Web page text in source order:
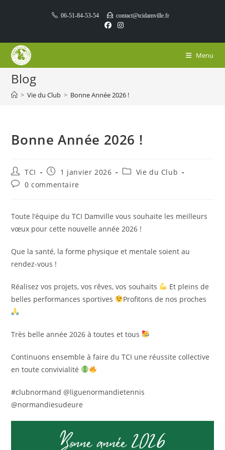
06-51-84-53-54 contact@tcidamville.fr
Menu
Blog
> Vie du Club > Bonne Année 2026 !
Bonne Année 2026 !
Auteur/autrice
de
la
TCI
Publication
publiée :
1 janvier 2026
PostVie du Club
Commentaires
publication :
0 commentaire
Toute l’équipe du TCI Damville vous souhaite les meilleurs
vœux pour cette nouvelle année 2026 !
Que la santé, la forme physique et mentale soient au
rendez-vous !
Réalisez vos projets, vos rêves, vos souhaits
Et pleins de
belles performances sportives
Profitons de nos proches
Très belle année 2026 à toutes et tous
Continuons ensemble à faire du TCI une réussite collective
en toute convivialité
#clubnormand @liguenormandietennis
@normandiesudeure